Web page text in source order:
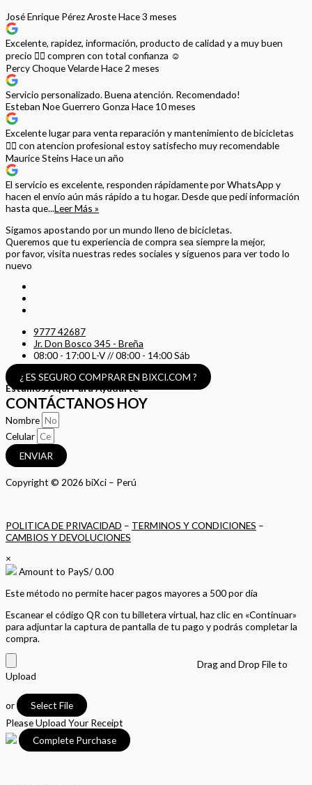
José Enrique Pérez ArosteHace 3 meses
Excelente, rapidez, información, producto de calidad y a muy buen
precio 👌🏻 compren con total confianza ☺️
Percy Choque VelardeHace 2 meses
Servicio personalizado. Buena atención. Recomendado!
Esteban Noe Guerrero Gonza Hace 10 meses
Excelente lugar para venta reparación y mantenimiento de bicicletas
🚵‍♀️ con atencion profesional estoy satisfecho muy recomendable
Maurice Steins Hace un año
El servicio es excelente, responden rápidamente por WhatsApp y
hacen el envío aún más rápido a tu hogar. Desde que pedí información
hasta que...Leer Más »
Sigamos apostando por un mundo lleno de bicicletas.
Queremos que tu experiencia de compra sea siempre la mejor,
por favor, visita nuestras redes sociales y síguenos para ver todo lo
nuevo
9777 42687
Jr. Don Bosco 345 - Breña
08:00 - 17:00 L-V // 08:00 - 14:00 Sáb
¿ ES SEGURO COMPRAR EN BIXCI.COM ?
Estamos Aquí Para Ayudarte
CONTÁCTANOS HOY
Nombre
Celular
ENVIAR
Copyright © 2026 biXci – Perú
POLITICA DE PRIVACIDAD – TERMINOS Y CONDICIONES –
CAMBIOS Y DEVOLUCIONES
×
Amount to PayS/0.00
Este método no permite hacer pagos mayores a 500 por día
Escanear el código QR con tu billetera virtual, haz clic en «Continuar»
para adjuntar la captura de pantalla de tu pago y podrás completar la
compra.
Drag and Drop File to
Upload
or
Select File
Please Upload Your Receipt